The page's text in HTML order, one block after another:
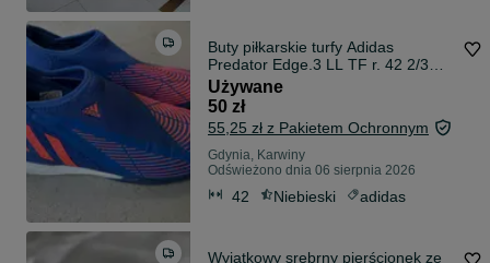
Buty piłkarskie turfy Adidas
Predator Edge.3 LL TF r. 42 2/3
Używane
50 zł
55,25 zł z Pakietem Ochronnym
Gdynia, Karwiny
Odświeżono dnia 06 sierpnia 2026
42 Niebieski adidas
Wyjątkowy srebrny pierścionek ze